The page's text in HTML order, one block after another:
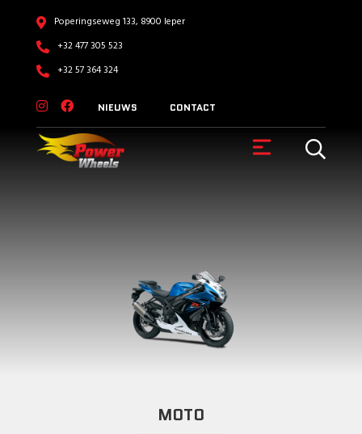
Poperingseweg 133, 8900 Ieper
+32 477 305 523
+32 57 364 324
NIEUWS CONTACT
MOTO